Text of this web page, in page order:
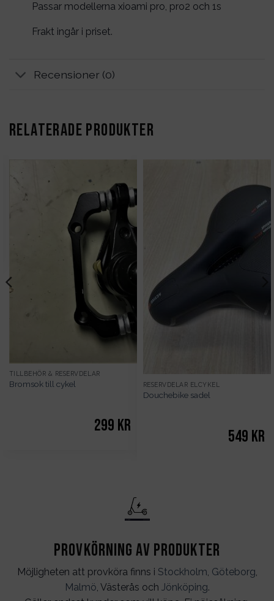
Passar modellerna xioami pro, pro2 och 1s
Frakt ingår i priset.
Recensioner (0)
RELATERADE PRODUKTER
TILLBEHÖR & RESERVDELAR
Bromsok till cykel
299 kr
RESERVDELAR ELCYKEL
Douchebike sadel
549 kr
Provkörning av produkter
Möjligheten att provköra finns i Stockholm, Göteborg,
Malmö, Västerås och Jönköping.